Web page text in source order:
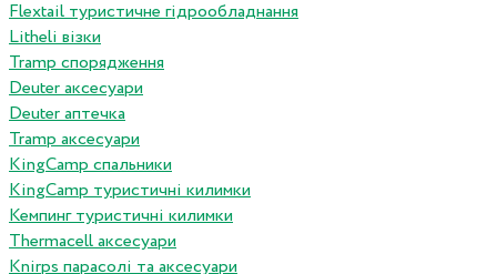
Flextail туристичне гідрообладнання
Litheli візки
Tramp спорядження
Deuter аксесуари
Deuter аптечка
Tramp аксесуари
KingCamp спальники
KingCamp туристичні килимки
Кемпинг туристичні килимки
Thermacell аксесуари
Knirps парасолі та аксесуари